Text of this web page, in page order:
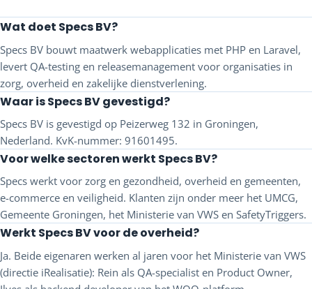
Wat doet Specs BV?
Specs BV bouwt maatwerk webapplicaties met PHP en Laravel,
levert QA-testing en releasemanagement voor organisaties in
zorg, overheid en zakelijke dienstverlening.
Waar is Specs BV gevestigd?
Specs BV is gevestigd op Peizerweg 132 in Groningen,
Nederland. KvK-nummer: 91601495.
Voor welke sectoren werkt Specs BV?
Specs werkt voor zorg en gezondheid, overheid en gemeenten,
e-commerce en veiligheid. Klanten zijn onder meer het UMCG,
Gemeente Groningen, het Ministerie van VWS en SafetyTriggers.
Werkt Specs BV voor de overheid?
Ja. Beide eigenaren werken al jaren voor het Ministerie van VWS
(directie iRealisatie): Rein als QA-specialist en Product Owner,